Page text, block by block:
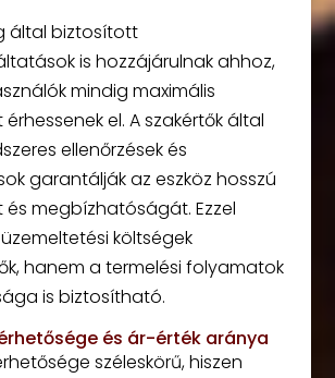
által biztosított
is hozzájárulnak ahhoz,
mindig maximális
el. A szakértők által
ellenőrzések és
garantálják az eszköz hosszú
megbízhatóságát. Ezzel
költségek
hanem a termelési folyamatok
is biztosítható.
és ár-érték aránya
széleskörű, hiszen